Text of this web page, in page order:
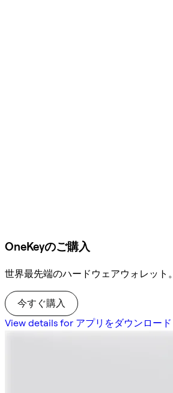
OneKeyのご購入
世界最先端のハードウェアウォレット。
今すぐ購入
View details for アプリをダウンロード